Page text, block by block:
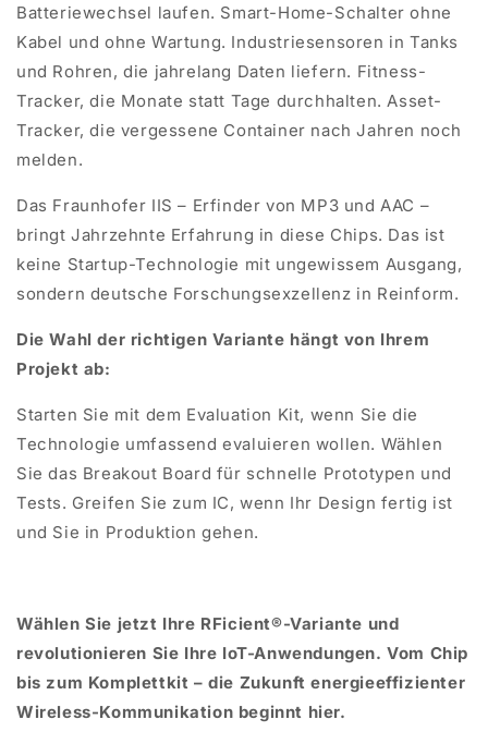
Batteriewechsel laufen. Smart-Home-Schalter ohne
Kabel und ohne Wartung. Industriesensoren in Tanks
und Rohren, die jahrelang Daten liefern. Fitness-
Tracker, die Monate statt Tage durchhalten. Asset-
Tracker, die vergessene Container nach Jahren noch
melden.
Das Fraunhofer IIS – Erfinder von MP3 und AAC –
bringt Jahrzehnte Erfahrung in diese Chips. Das ist
keine Startup-Technologie mit ungewissem Ausgang,
sondern deutsche Forschungsexzellenz in Reinform.
Die Wahl der richtigen Variante hängt von Ihrem
Projekt ab:
Starten Sie mit dem Evaluation Kit, wenn Sie die
Technologie umfassend evaluieren wollen. Wählen
Sie das Breakout Board für schnelle Prototypen und
Tests. Greifen Sie zum IC, wenn Ihr Design fertig ist
und Sie in Produktion gehen.
Wählen Sie jetzt Ihre RFicient®-Variante und
revolutionieren Sie Ihre IoT-Anwendungen. Vom Chip
bis zum Komplettkit – die Zukunft energieeffizienter
Wireless-Kommunikation beginnt hier.